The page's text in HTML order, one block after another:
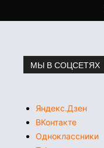
МЫ В СОЦСЕТЯХ
Яндекс.Дзен
ВКонтакте
Одноклассники